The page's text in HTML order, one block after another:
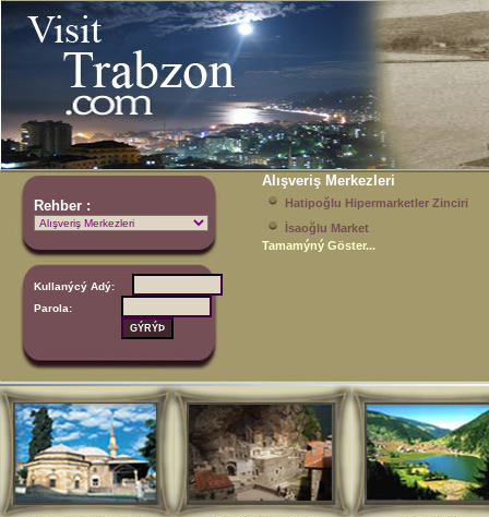
Rehber :
Alışveriş Merkezleri
Hatipoğlu Hipermarketler Zinciri
İsaoğlu Market
Tamamýný Göster...
Kullanýcý Adý:
Parola: